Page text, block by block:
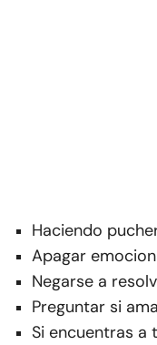
Haciendo
Apagar
Negarse a
Preguntar si
Si encuentras a